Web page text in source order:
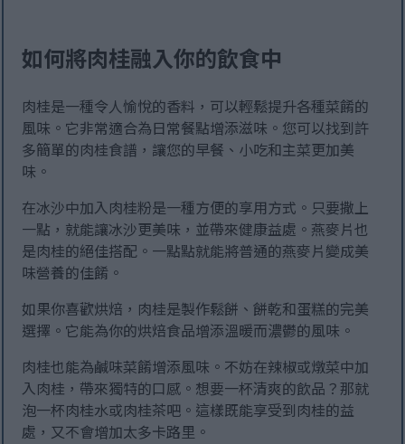
如何將肉桂融入你的飲食中
肉桂是一種令人愉悅的香料，可以輕鬆提升各種菜餚的
風味。它非常適合為日常餐點增添滋味。您可以找到許
多簡單的肉桂食譜，讓您的早餐、小吃和主菜更加美
味。
在冰沙中加入肉桂粉是一種方便的享用方式。只要撒上
一點，就能讓冰沙更美味，並帶來健康益處。燕麥片也
是肉桂的絕佳搭配。一點點就能將普通的燕麥片變成美
味營養的佳餚。
如果你喜歡烘焙，肉桂是製作鬆餅、餅乾和蛋糕的完美
選擇。它能為你的烘焙食品增添溫暖而濃鬱的風味。
肉桂也能為鹹味菜餚增添風味。不妨在辣椒或燉菜中加
入肉桂，帶來獨特的口感。想要一杯清爽的飲品？那就
泡一杯肉桂水或肉桂茶吧。這樣既能享受到肉桂的益
處，又不會增加太多卡路里。